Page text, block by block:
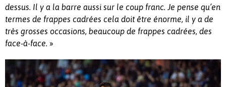
dessus. Il y a la barre aussi sur le coup franc. Je pense qu’en
termes de frappes cadrées cela doit être énorme, il y a de
très grosses occasions, beaucoup de frappes cadrées, des
face-à-face. »